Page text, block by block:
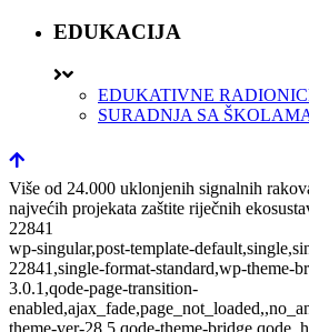
EDUKACIJA
EDUKATIVNE
SURADNJA SA
Više od 24.000 uklonjenih signalnih
najvećih projekata zaštite riječnih
22841
wp-singular,post-template-
22841,single-format-standard,wp-theme-
3.0.1,qode-page-transition-
theme-ver-28.5,qode-theme-